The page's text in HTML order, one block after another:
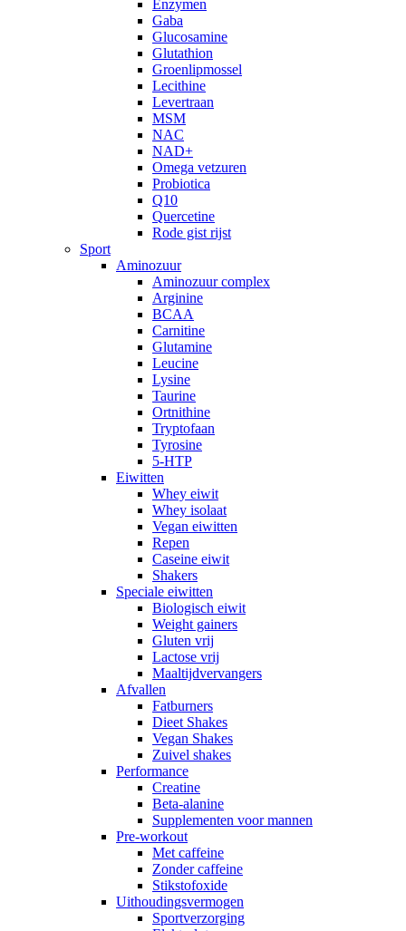
Enzymen
Gaba
Glucosamine
Glutathion
Groenlipmossel
Lecithine
Levertraan
MSM
NAC
NAD+
Omega vetzuren
Probiotica
Q10
Quercetine
Rode gist rijst
Sport
Aminozuur
Aminozuur complex
Arginine
BCAA
Carnitine
Glutamine
Leucine
Lysine
Taurine
Ortnithine
Tryptofaan
Tyrosine
5-HTP
Eiwitten
Whey eiwit
Whey isolaat
Vegan eiwitten
Repen
Caseine eiwit
Shakers
Speciale eiwitten
Biologisch eiwit
Weight gainers
Gluten vrij
Lactose vrij
Maaltijdvervangers
Afvallen
Fatburners
Dieet Shakes
Vegan Shakes
Zuivel shakes
Performance
Creatine
Beta-alanine
Supplementen voor mannen
Pre-workout
Met caffeine
Zonder caffeine
Stikstofoxide
Uithoudingsvermogen
Sportverzorging